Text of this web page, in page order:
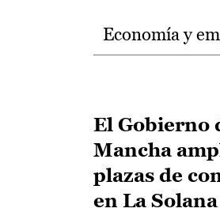
Temas
Economía y
El Gobierno
Mancha
plazas de
en La Solana